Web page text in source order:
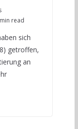
read
sich
getroffen,
an